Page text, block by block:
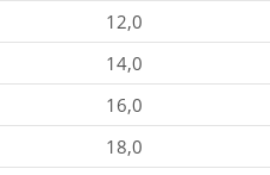
12,0
14,0
16,0
18,0